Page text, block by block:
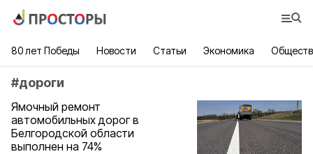
80 лет Победы Новости Статьи Экономика
#дороги
Ямочный ремонт
автомобильных дорог в
Белгородской области
выполнен на 74%